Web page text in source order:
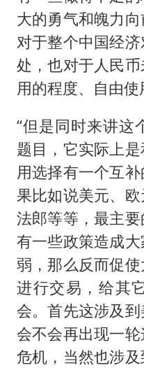
大的勇气和魄力
对于整个中国经
处，也对于人民
用的程度、自由使
“但是同时来讲这
题目，它实际上
用选择有一个互
果比如说美元、
法郎等等，最主
有一些政策造成
弱，那么反而促
进行交易，给其
会。首先这涉及到
会不会再出现一
危机，当然也涉